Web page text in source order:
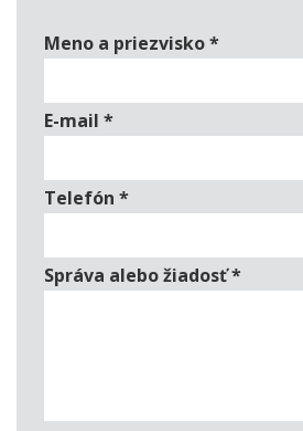
Meno a priezvisko*
E-mail *
Telefón *
Správa alebo žiadosť*